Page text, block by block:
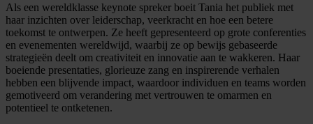
Als een wereldklasse keynote spreker boeit Tania het publiek met
haar inzichten over leiderschap, veerkracht en hoe een betere
toekomst te ontwerpen. Ze heeft gepresenteerd op grote conferenties
en evenementen wereldwijd, waarbij ze op bewijs gebaseerde
strategieën deelt om creativiteit en innovatie aan te wakkeren. Haar
boeiende presentaties, glorieuze zang en inspirerende verhalen
hebben een blijvende impact, waardoor individuen en teams worden
gemotiveerd om verandering met vertrouwen te omarmen en
potentieel te ontketenen.